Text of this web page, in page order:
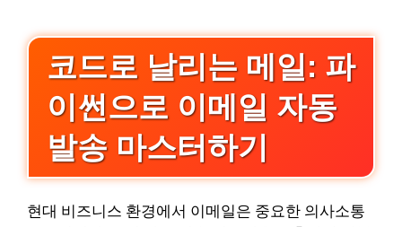
코드로 날리는 메일: 파
이썬으로 이메일 자동
발송 마스터하기
현대 비즈니스 환경에서 이메일은 중요한 의사소통